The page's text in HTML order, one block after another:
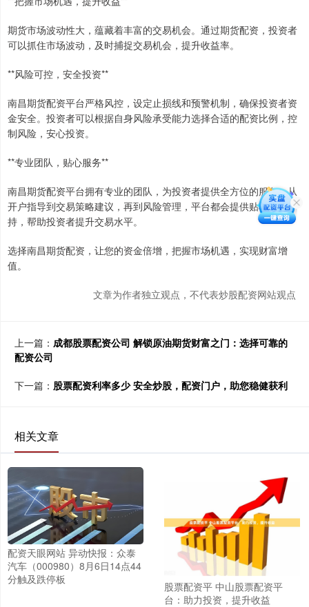
期货市场波动性大，蕴藏着丰富的交易机会。通过期货配资，投资者
可以抓住市场波动，及时捕捉交易机会，提升收益率。
**风险可控，安全投资**
南昌期货配资平台严格风控，设定止损线和预警机制，确保投资者资
金安全。投资者可以根据自身风险承受能力选择合适的配资比例，控
制风险，安心投资。
**专业团队，贴心服务**
南昌期货配资平台拥有专业的团队，为投资者提供全方位的服务。从
开户指导到交易策略建议，再到风险管理，平台都会提供贴心的支
持，帮助投资者提升交易水平。
选择南昌期货配资，让您的资金倍增，把握市场机遇，实现财富增
值。
文章为作者独立观点，不代表炒股配资网站观点
上一篇： 成都股票配资公司 解锁原油期货财富之门：选择可靠的
配资公司
下一篇： 股票配资利率多少 安全炒股，配资门户，助您稳健获利
相关文章
配资天眼网站 异动快报：众泰
汽车（000980）8月6日14点44
分触及跌停板
股票配资平 中山股票配资平
台：助力投资，提升收益